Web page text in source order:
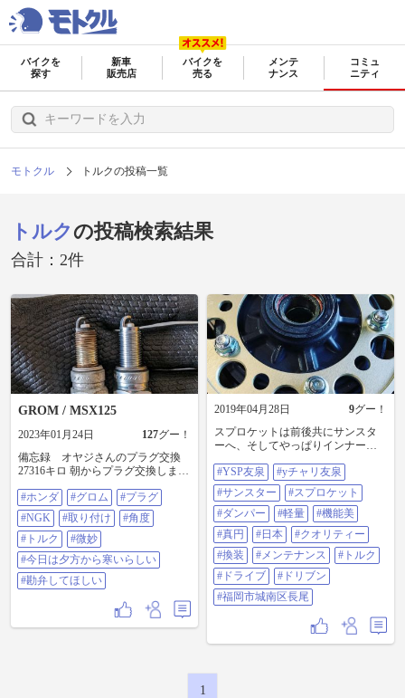
バイクを
探す
新車
販売店
バイクを
売る
メンテ
ナンス
コミュ
ニティ
モトクル トルクの投稿一覧
トルク の投稿検索結果
合計：2件
GROM / MSX125
2023年01月24日 127グー！
備忘録 オヤジさんのプラグ交換
27316キロ 朝からプラグ交換しまし
思うんですけど取り付けの角度で
やるの難しくないですか？ まだ新
品の1/6回転とかわかりますけど
1/12とかなるとなんかよくわからん
のですよね‥。 トルク管理一択でい
いと思うのですが‥。 #ホンダ #グ
ロム #プラグ #NGK #取り付け #角
度 #トルク #微妙 #今日は夕方から
寒いらしい #勘弁してほしい
#ホンダ #グロム
#プラグ
#NGK
#取り付け
#角度
#トルク
#微妙
#今日は夕方から寒いらしい
#勘弁してほしい
2019年04月28日 9グー！
スプロケットは前後共にサンスタ
ーへ、そしてやっぱりインナーダ
です。激しく動力を伝えるダンパ
ーは思いのほかヘタってます。ド
ライブチェーンは何をチョイスし
たか？お楽しみに(^^)#ysp友泉 #yチ
ャリ友泉 #サンスター #スプロケッ
ト #ダンパー #軽量 #機能美 #真円 #
日本 #クオリティー #換装 #メンテ
ナンス #トルク #ドライブ #ドリブ
ン #福岡市城南区長尾
#YSP友泉
#yチャリ友泉
#サンスター
#スプロケット
#ダンパー
#軽量
#機能美
#真円
#日本
#クオリティー
#換装
#メンテナンス
#トルク
#ドライブ
#ドリブン
#福岡市城南区長尾
1